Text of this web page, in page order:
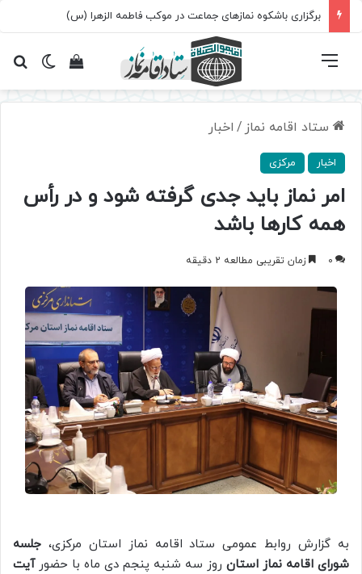
برگزاری باشکوه نمازهای جماعت در موکب فاطمه الزهرا (س)
تغییرمشاهده فهرست
ستاد اقامه نماز / اخبار
اخبار مرکزی
امر نماز باید جدی گرفته شود و در رأس
همه کارها باشد
0 زمان تقریبی مطالعه 2 دقیقه
به گزارش روابط عمومی ستاد اقامه نماز استان مرکزی، جلسه
شورای اقامه نماز استان روز سه شنبه پنجم دی ماه با حضور آیت